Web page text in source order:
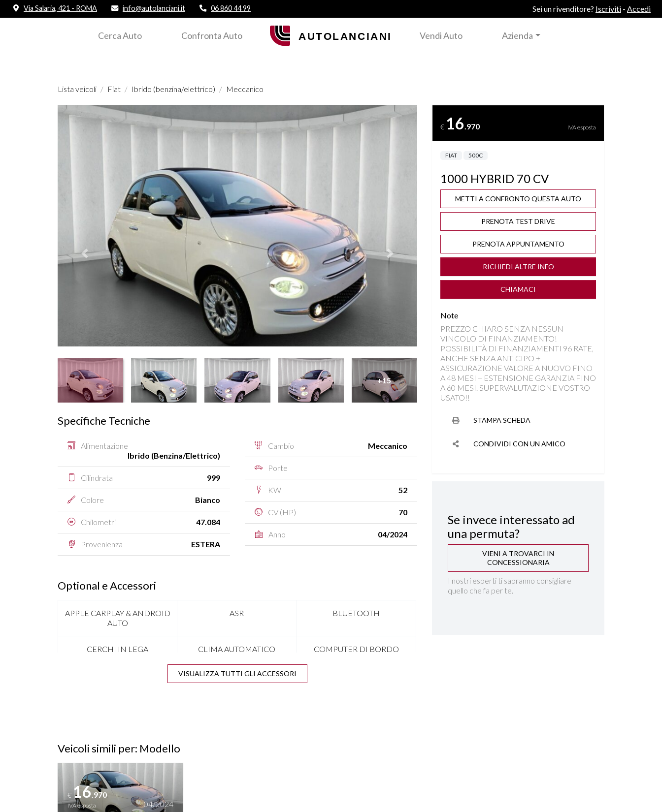
Via Salaria, 421 - ROMA info@autolanciani.it 06 860 44 99 Sei un rivenditore? Iscriviti - Accedi
Cerca Auto Confronta Auto Vendi Auto Azienda
Lista veicoli Fiat Ibrido (benzina/elettrico) Meccanico
Prededente Successivo
+15
Specifiche Tecniche
Alimentazione
Ibrido (Benzina/Elettrico)
Cilindrata 999
Colore Bianco
Chilometri 47.084
Provenienza ESTERA
Cambio Meccanico
Porte
KW 52
CV (HP) 70
Anno 04/2024
Optional e Accessori
APPLE CARPLAY & ANDROID
AUTO
ASR BLUETOOTH
CERCHI IN LEGA CLIMA AUTOMATICO COMPUTER DI BORDO
CRUISE CONTROL
SEDILI SDOPPIABILI
STEREO CON MONITOR
TOUCHSCREEN
VISUALIZZA TUTTI GLI ACCESSORI
€ 16.970 IVA esposta
FIAT 500C
1000 HYBRID 70 CV
METTI A CONFRONTO QUESTA AUTO
PRENOTA TEST DRIVE
PRENOTA APPUNTAMENTO
RICHIEDI ALTRE INFO
CHIAMACI
Note
PREZZO CHIARO SENZA NESSUN
VINCOLO DI FINANZIAMENTO!
POSSIBILITÀ DI FINANZIAMENTI 96 RATE,
ANCHE SENZA ANTICIPO +
ASSICURAZIONE VALORE A NUOVO FINO
A 48 MESI + ESTENSIONE GARANZIA FINO
A 60 MESI. SUPERVALUTAZIONE VOSTRO
USATO!!
STAMPA SCHEDA
CONDIVIDI CON UN AMICO
Se invece interessato ad
una permuta?
VIENI A TROVARCI IN
CONCESSIONARIA
I nostri esperti ti sapranno consigliare
quello che fa per te.
Veicoli simili per: Modello
€16.970
IVA esposta 04/2024